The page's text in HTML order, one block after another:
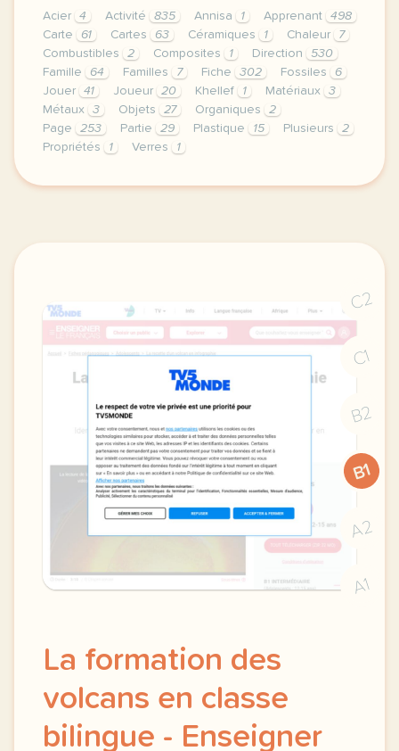
Acier 4 Activité 835 Annisa 1 Apprenant
498
Carte
61 Cartes 63 Céramiques 1 Chaleur
7
Combustibles
2 Composites 1 Direction
530
Famille
64 Familles 7 Fiche 302 Fossiles
6
Jouer
41 Joueur 20 Khellef 1 Matériaux
3
Métaux
3 Objets 27 Organiques
2
Page
253 Partie 29 Plastique 15 Plusieurs
2
Propriétés
1 Verres 1
didomi host didomi components button cursor
C2
C1
B2
B1
A2
A1
La formation des
volcans en classe
bilingue - Enseigner